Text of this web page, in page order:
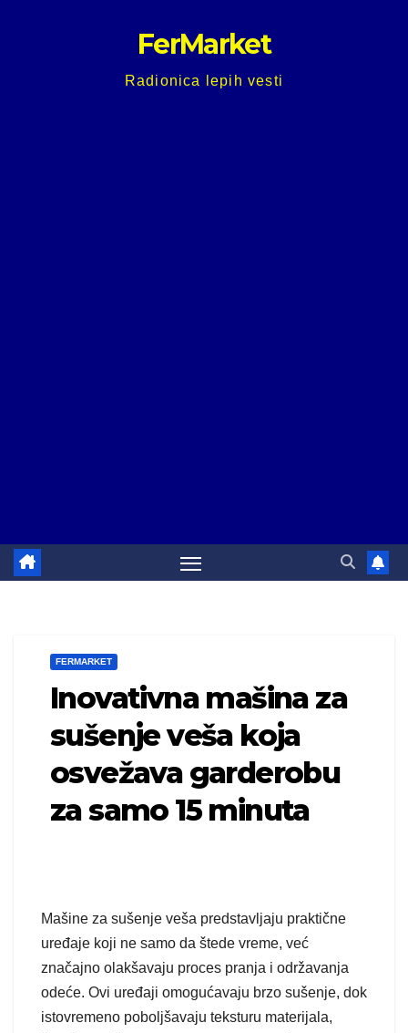
FerMarket
Radionica lepih vesti
FERMARKET
Inovativna mašina za
sušenje veša koja
osvežava garderobu
za samo 15 minuta
Mašine za sušenje veša predstavljaju praktične
uređaje koji ne samo da štede vreme, već
značajno olakšavaju proces pranja i održavanja
odeće. Ovi uređaji omogućavaju brzo sušenje, dok
istovremeno poboljšavaju teksturu materijala,